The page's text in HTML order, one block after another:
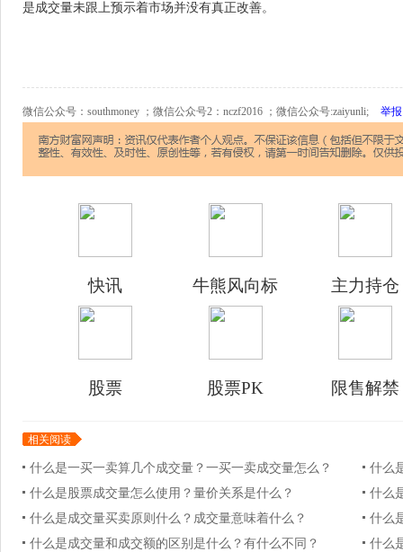
是成交量未跟上预示着市场并没有真正改善。
微信公众号：southmoney ；微信公众号2：nczf2016 ；微信公众号:zaiyunli; 举报
快讯 牛熊风向标 主力持仓
股票 股票PK 限售解禁
相关阅读
什么是一买一卖算几个成交量？一买一卖成交量怎么？
什么
什么是股票成交量怎么使用？量价关系是什么？
什么
什么是成交量买卖原则什么？成交量意味着什么？
什么
什么是成交量和成交额的区别是什么？有什么不同？
什么